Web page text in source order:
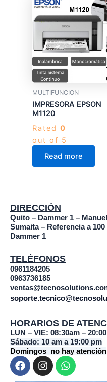
MULTIFUNCION
IMPRESORA EPSON
M1120
Rated 0
out of 5
Read more
DIRECCIÓN
Quito – Dammer 1 –
Sumaita – Referencia a
Dammer 1
TELÉFONOS
0961184205
0963736185
HORARIOS DE
LUN – VIE: 08:30am –
Sábado: 10 am a 19:00 pm
Domingos no hay atención
F
a
I
n
W
h